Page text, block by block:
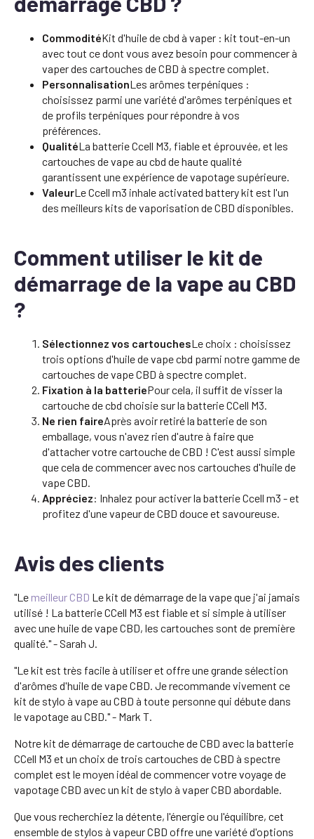
CommoditéKit d'huile de cbd à vaper : kit tout-en-un
avec tout ce dont vous avez besoin pour commencer à
vaper des cartouches de CBD à spectre complet.
PersonnalisationLes arômes terpéniques :
choisissez parmi une variété d'arômes terpéniques et
de profils terpéniques pour répondre à vos
préférences.
QualitéLa batterie Ccell M3, fiable et éprouvée, et les
cartouches de vape au cbd de haute qualité
garantissent une expérience de vapotage supérieure.
ValeurLe Ccell m3 inhale activated battery kit est l'un
des meilleurs kits de vaporisation de CBD disponibles.
Comment utiliser le kit de
démarrage de la vape au CBD
?
Sélectionnez vos cartouchesLe choix : choisissez
trois options d'huile de vape cbd parmi notre gamme de
cartouches de vape CBD à spectre complet.
Fixation à la batteriePour cela, il suffit de visser la
cartouche de cbd choisie sur la batterie CCell M3.
Ne rien faireAprès avoir retiré la batterie de son
emballage, vous n'avez rien d'autre à faire que
d'attacher votre cartouche de CBD ! C'est aussi simple
que cela de commencer avec nos cartouches d'huile de
vape CBD.
Appréciez: Inhalez pour activer la batterie Ccell m3 - et
profitez d'une vapeur de CBD douce et savoureuse.
Avis des clients
"Le meilleur CBD Le kit de démarrage de la vape que j'ai jamais
utilisé ! La batterie CCell M3 est fiable et si simple à utiliser
avec une huile de vape CBD, les cartouches sont de première
qualité." - Sarah J.
"Le kit est très facile à utiliser et offre une grande sélection
d'arômes d'huile de vape CBD. Je recommande vivement ce
kit de stylo à vape au CBD à toute personne qui débute dans
le vapotage au CBD." - Mark T.
Notre kit de démarrage de cartouche de CBD avec la batterie
CCell M3 et un choix de trois cartouches de CBD à spectre
complet est le moyen idéal de commencer votre voyage de
vapotage CBD avec un kit de stylo à vaper CBD abordable.
Que vous recherchiez la détente, l'énergie ou l'équilibre, cet
ensemble de stylos à vapeur CBD offre une variété d'options